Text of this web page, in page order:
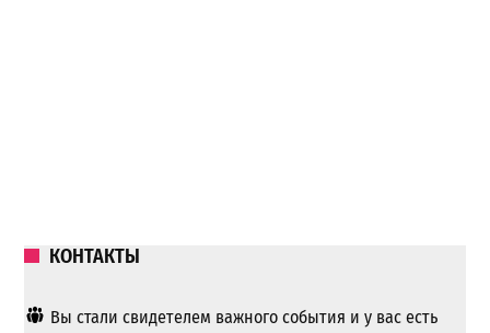
КОНТАКТЫ
Вы стали свидетелем важного события и у вас есть